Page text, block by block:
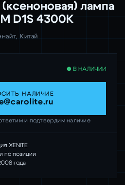
(ксеноновая) лампа
D1S 4300K
Китай
● В НАЛИЧИИ
НАЛИЧИЕ
и подтвердим наличие
XENITE
по позиции
года